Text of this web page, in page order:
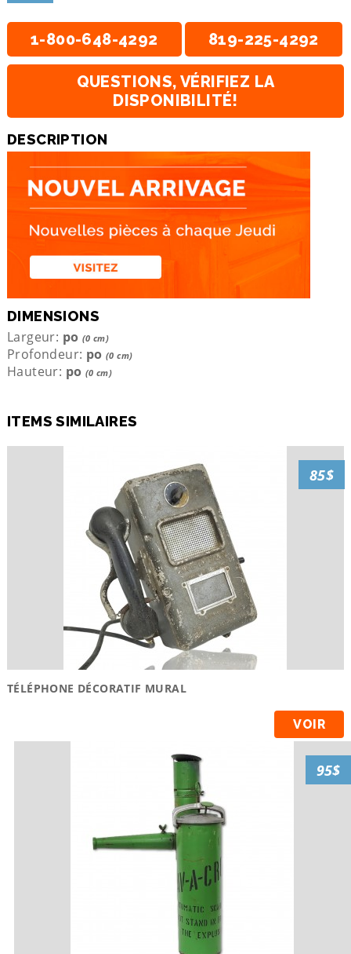
1-800-648-4292 819-225-4292
QUESTIONS, VÉRIFIEZ LA
DISPONIBILITÉ!
DESCRIPTION
DIMENSIONS
Largeur: po (0 cm)
Profondeur: po (0 cm)
Hauteur: po (0 cm)
ITEMS SIMILAIRES
TÉLÉPHONE DÉCORATIF MURAL
VOIR
85$
95$